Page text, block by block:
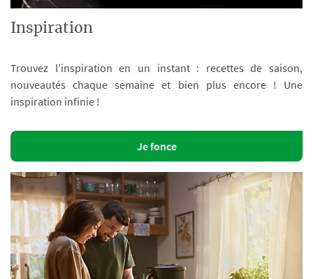
Inspiration
Trouvez l’inspiration en un instant : recettes de saison,
nouveautés chaque semaine et bien plus encore ! Une
inspiration infinie !
Je fonce